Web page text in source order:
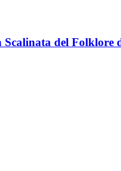
Scalinata del Folklore